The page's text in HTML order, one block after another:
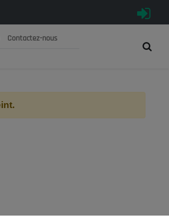
الجزائرية الديمقراطية الشعبية
Contactez-nous